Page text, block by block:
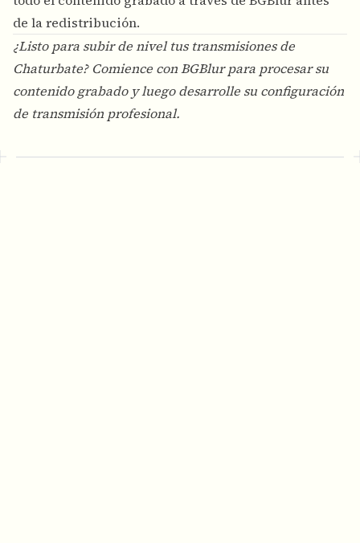
de la redistribución.
¿Listo para subir de nivel tus transmisiones de
Chaturbate? Comience conBGBlurpara procesar su
contenido grabado y luego desarrolle su configuración
de transmisión profesional.